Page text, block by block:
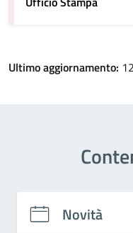
Ultimo aggiornamento:
Novità